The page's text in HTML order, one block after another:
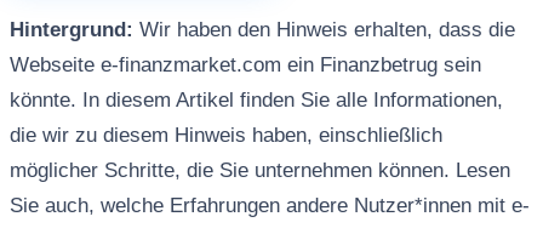
Hintergrund: Wir haben den Hinweis erhalten, dass die
Webseite e-finanzmarket.com ein Finanzbetrug sein
könnte. In diesem Artikel finden Sie alle Informationen,
die wir zu diesem Hinweis haben, einschließlich
möglicher Schritte, die Sie unternehmen können. Lesen
Sie auch, welche Erfahrungen andere Nutzer*innen mit e-